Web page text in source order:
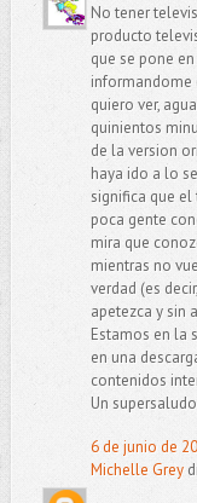
No tener
producto
que se pone
informandome
quiero ver,
quinientos
de la version
haya ido a lo
significa que el
poca gente
mira que
mientras no
verdad (es
apetezca y sin
Estamos en la
en una
contenidos
Un supersaludo
6 de junio de
Michelle Grey